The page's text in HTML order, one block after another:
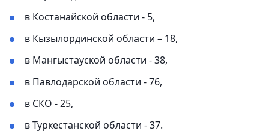
в Костанайской области - 5,
в Кызылординской области – 18,
в Мангыстауской области - 38,
в Павлодарской области - 76,
в СКО - 25,
в Туркестанской области - 37.